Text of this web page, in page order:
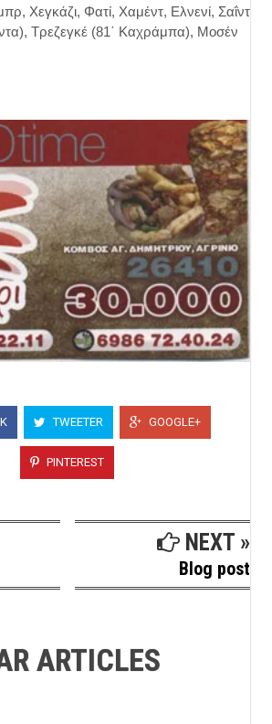
Χεγκάζι, Φατί, Χαμέντ, Ελνενί, Σαΐντ
Τρεζεγκέ (81΄ Καχράμπα), Μοσέν
TWEETER GOOGLE+
PINTEREST
NEXT »
Blog post
ARTICLES